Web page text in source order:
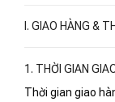
I. GIAO HÀNG &
1. THỜI GIAN
Thời gian giao